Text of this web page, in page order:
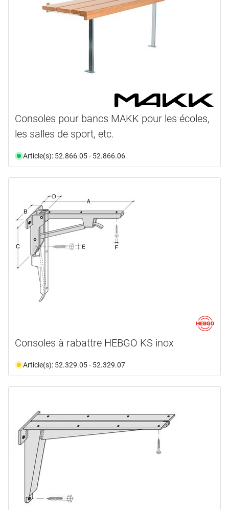
Consoles pour bancs MAKK pour les écoles,
les salles de sport, etc.
Article(s): 52.866.05 - 52.866.06
Consoles à rabattre HEBGO KS inox
Article(s): 52.329.05 - 52.329.07